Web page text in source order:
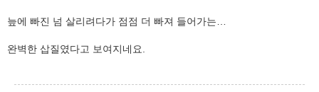
늪에 빠진 넘 살리려다가 점점 더 빠져 들어가는…
완벽한 삽질였다고 보여지네요.